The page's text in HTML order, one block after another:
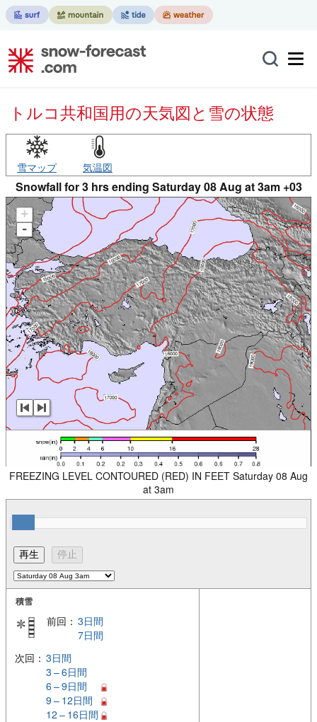
トルコ共和国用の天気図と雪の状態
雪マップ 気温図
Snowfall for 3 hrs ending Saturday 08 Aug at 3am +03
+
-
FREEZING LEVEL CONTOURED (RED) IN FEET Saturday 08 Aug
at 3am
積雪
前回： 3日間
7日間
次回： 3日間
3 – 6日間
6 – 9日間
9 – 12日間
12 – 16日間